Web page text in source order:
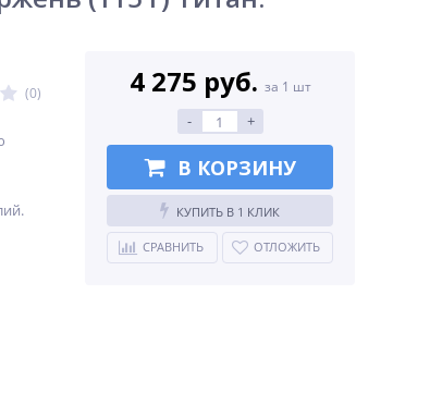
(0)
4 275 руб. за 1 шт
- +
В КОРЗИНУ
КУПИТЬ В 1 КЛИК
СРАВНИТЬ ОТЛОЖИТЬ